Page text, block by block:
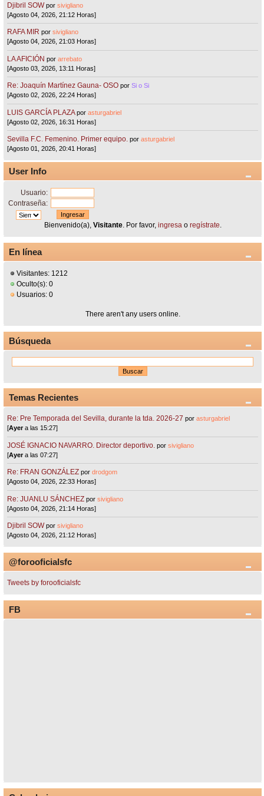
Djibril SOW porsivigliano
[Agosto 04, 2026, 21:12 Horas]
RAFA MIR porsivigliano
[Agosto 04, 2026, 21:03 Horas]
LA AFICIÓN porarrebato
[Agosto 03, 2026, 13:11 Horas]
Re: Joaquín Martínez Gauna- OSO porSi o Si
[Agosto 02, 2026, 22:24 Horas]
LUIS GARCÍA PLAZA porasturgabriel
[Agosto 02, 2026, 16:31 Horas]
Sevilla F.C. Femenino. Primer equipo. porasturgabriel
[Agosto 01, 2026, 20:41 Horas]
User Info
Usuario:
Contraseña:
Bienvenido(a), Visitante. Por favor, ingresao regístrate.
En línea
Visitantes: 1212
Oculto(s): 0
Usuarios: 0
There aren't any users online.
Búsqueda
Temas Recientes
Re: Pre Temporada del Sevilla, durante la tda. 2026-27 porasturgabriel
[Ayera las 15:27]
JOSÉ IGNACIO NAVARRO. Director deportivo. porsivigliano
[Ayera las 07:27]
Re: FRAN GONZÁLEZ pordrodgom
[Agosto 04, 2026, 22:33 Horas]
Re: JUANLU SÁNCHEZ porsivigliano
[Agosto 04, 2026, 21:14 Horas]
Djibril SOW porsivigliano
[Agosto 04, 2026, 21:12 Horas]
@forooficialsfc
Tweets by forooficialsfc
FB